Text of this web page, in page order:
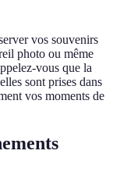
vos souvenirs
photo ou même
vous que la
sont prises dans
vos moments de